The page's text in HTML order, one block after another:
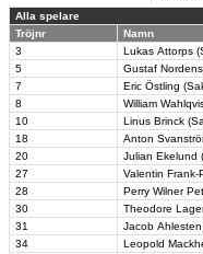
Alla spelare
Tröjnr
Namn
3
Lukas Attorps
5
Gustaf
7
Eric Östling
8
William
10
Linus Brinck
18
Anton
20
Julian Ekelund
27
Valentin Frank-
28
Perry Wilner
30
Theodore
31
Jacob
34
Leopold